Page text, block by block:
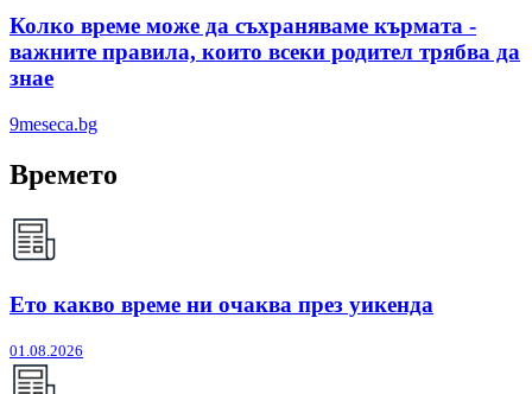
Колко време може да съхраняваме кърмата -
важните правила, които всеки родител трябва да
знае
9meseca.bg
Времето
Ето какво време ни очаква през уикенда
01.08.2026